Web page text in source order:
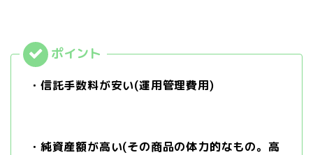
・信託手数料が安い(運用管理費用)
・純資産額が高い(その商品の体力的なもの。高